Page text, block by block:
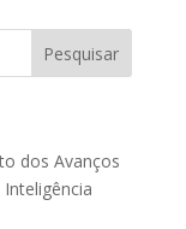
dos Avanços